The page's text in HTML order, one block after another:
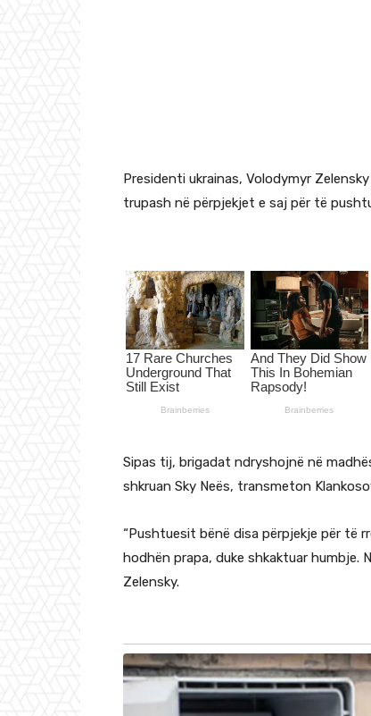
Presidenti ukrainas, Volodymyr
trupash në përpjekjet e saj për të
Sipas tij, brigadat ndryshojnë në
shkruan Sky Neës, transmeton
“Pushtuesit bënë disa përpjekje për të
hodhën prapa, duke shkaktuar humbje.
Zelensky.